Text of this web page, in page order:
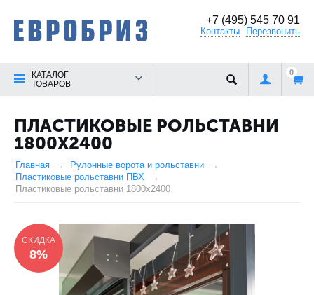
+7 (495) 545 70 91
Контакты Перезвонить
КАТАЛОГ
ТОВАРОВ
0
ПЛАСТИКОВЫЕ РОЛЬСТАВНИ
1800X2400
Главная
Рулонные ворота и рольставни
Пластиковые рольставни ПВХ
Пластиковые рольставни 1800x2400
СКИДКА
8%